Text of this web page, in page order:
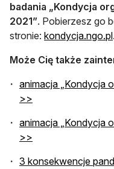
badania „Kondycja
2021”. Pobierzesz go
stronie: kondycja.ngo.pl.
Może Cię także
animacja „Kondycja
>>
animacja „Kondycja
>>
3 konsekwencje